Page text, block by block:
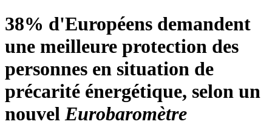
38% d'Européens demandent
une meilleure protection des
personnes en situation de
précarité énergétique, selon un
nouvel Eurobaromètre